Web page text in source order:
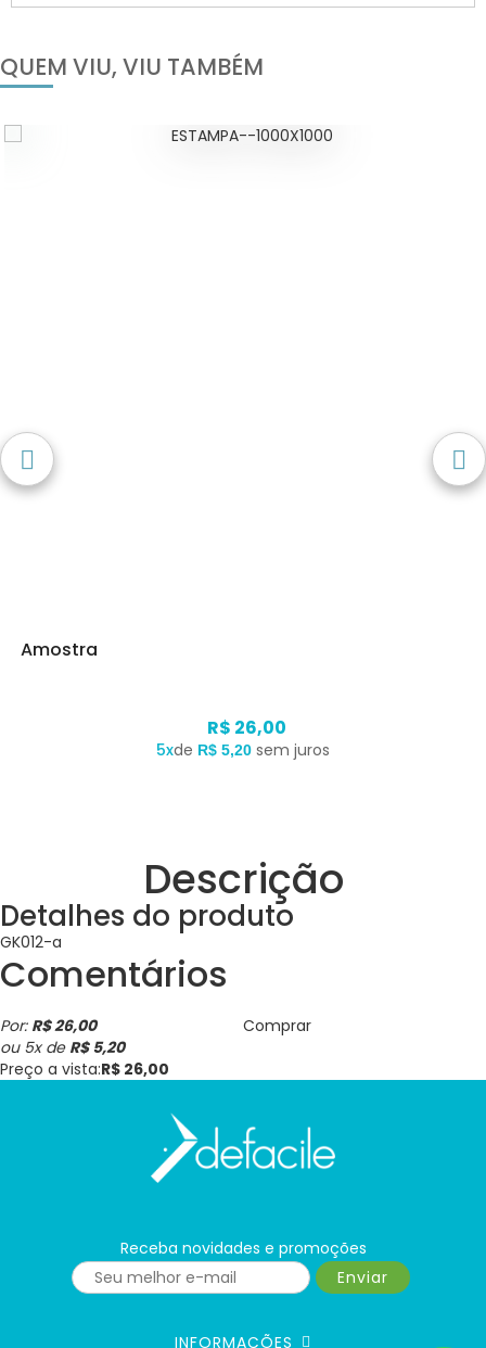
QUEM VIU, VIU TAMBÉM
Amostra
R$ 26,00
5xde R$ 5,20 sem juros
Descrição
Detalhes do produto
GK012-a
Comentários
Por: R$ 26,00
ou 5xde R$ 5,20
Preço a vista:R$ 26,00
Comprar
Receba novidades e promoções
Enviar
INFORMAÇÕES